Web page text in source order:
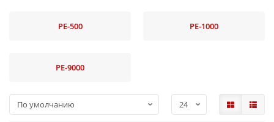
РЕ-500 РЕ-1000
РЕ-9000